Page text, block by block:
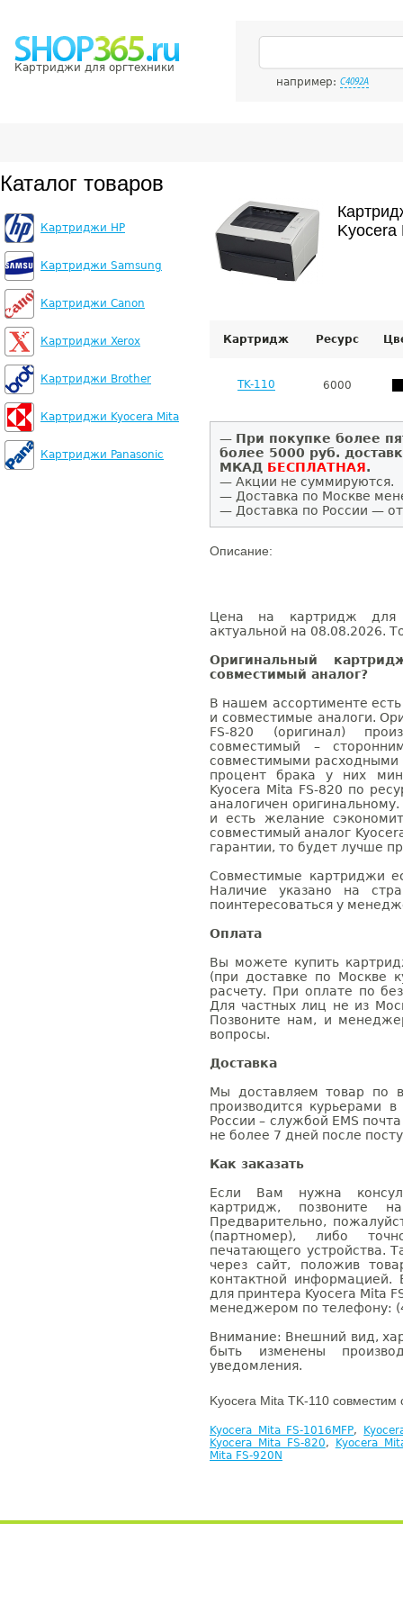
Картриджи для оргтехники
например: C4092A
Каталог товаров
Картриджи HP
Картриджи Samsung
Картриджи Canon
Картриджи Xerox
Картриджи Brother
Картриджи Kyocera Mita
Картриджи Panasonic
Kyocera
Картридж Ресурс
TK-110 6000
— При покупке более
более 5000 руб.
МКАД БЕСПЛАТНАЯ.
— Акции не суммируются.
— Доставка по Москве
— Доставка по России —
Описание:
Цена на картридж для
актуальной на 08.08.2026.
Оригинальный
совместимый аналог?
В нашем ассортименте
и совместимые аналоги.
FS-820 (оригинал)
совместимый –
совместимыми расходными
процент брака у них
Kyocera Mita FS-820 по
аналогичен
и есть желание
совместимый аналог
гарантии, то будет лучше
Совместимые картриджи
Наличие указано на
поинтересоваться у
Оплата
Вы можете купить
(при доставке по Москве
расчету. При оплате по
Для частных лиц не из
Позвоните нам, и
вопросы.
Доставка
Мы доставляем товар по
производится курьерами
России – службой EMS
не более 7 дней после
Как заказать
Если Вам нужна
картридж, позвоните
Предварительно,
(партномер), либо
печатающего устройства.
через сайт, положив
контактной информацией.
для принтера Kyocera Mita
менеджером по телефону:
Внимание: Внешний вид,
быть изменены
уведомления.
Kyocera Mita TK-110 совместим
Kyocera Mita FS-1016MFP,
Kyocera Mita FS-820,
Kyocera
Mita FS-920N